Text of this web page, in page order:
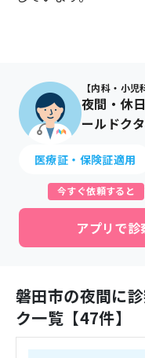
【内科・小
夜間・休
ールドクタ
医療証・保険証適用
今すぐ依頼すると
アプリで診
磐田市の夜間に
ク一覧【47件】